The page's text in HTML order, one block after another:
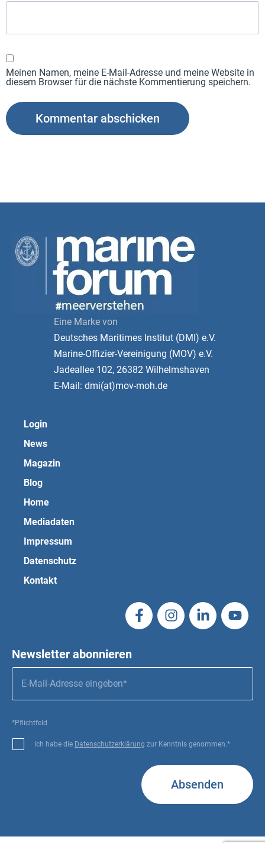
Meinen Namen, meine E-Mail-Adresse und meine Website in
diesem Browser für die nächste Kommentierung speichern.
Eine Marke von
Deutsches Maritimes Institut (DMI) e.V.
Marine-Offizier-Vereinigung (MOV) e.V.
Jadeallee 102, 26382 Wilhelmshaven
E-Mail: dmi(at)mov-moh.de
Login
News
Magazin
Blog
Home
Mediadaten
Impressum
Datenschutz
Kontakt
Newsletter abonnieren
*Pflichtfeld
Ich habe die Datenschutzerklärung zur Kenntnis genommen.*
Absenden